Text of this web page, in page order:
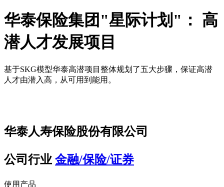
华泰保险集团"星际计划"： 高
潜人才发展项目
基于SKG模型华泰高潜项目整体规划了五大步骤，保证高潜
人才由潜入高，从可用到能用。
华泰人寿保险股份有限公司
公司行业 金融/保险/证券
使用产品